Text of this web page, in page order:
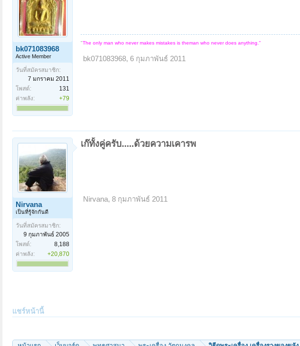
bk071083968
Active Member
วันที่สมัครสมาชิก:
7 มกราคม 2011
โพสต์:
131
ค่าพลัง:
+79
"The only man who never makes mistakes is theman who never does anything."
bk071083968, 6 กุมภาพันธ์ 2011
Nirvana
เป็นที่รู้จักกันดี
วันที่สมัครสมาชิก:
9 กุมภาพันธ์ 2005
โพสต์:
8,188
ค่าพลัง:
+20,870
เก๊ทั้งคู่ครับ.....ด้วยความเคารพ
Nirvana, 8 กุมภาพันธ์ 2011
แชร์หน้านี้